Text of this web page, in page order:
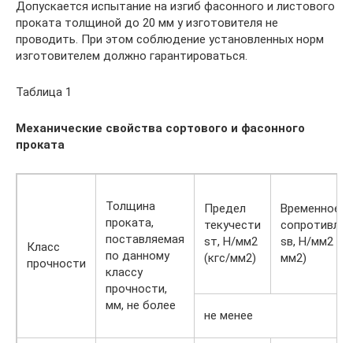
Допускается испытание на изгиб фасонного и листового
проката толщиной до 20 мм у изготовителя не
проводить. При этом соблюдение установленных норм
изготовителем должно гарантироваться.
Таблица 1
Механические свойства сортового и фасонного
проката
Класс
прочности
Толщина
проката,
поставляемая
по данному
классу
прочности,
мм, не более
Предел
текучести
sт, Н/мм2
(кгс/мм2)
Временное
sв, Н/мм2
мм2)
не менее